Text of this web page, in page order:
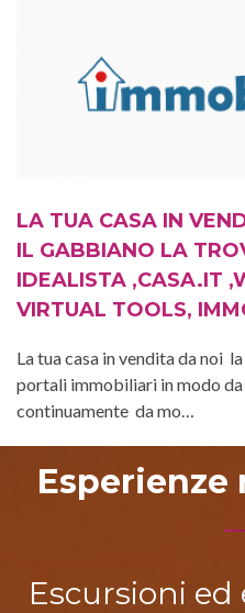
LA TUA CASA IN
IL GABBIANO LA TROVI ANCHE SU
IDEALISTA ,CASA.IT ,WIKICASA ,FLOORFY
VIRTUAL TOOLS,
La tua casa in vendita da noi
portali immobiliari in modo
continuamente da mo…
Escursioni ed